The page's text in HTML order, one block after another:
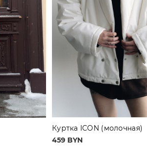
Куртка ICON (молочная)
459 BYN